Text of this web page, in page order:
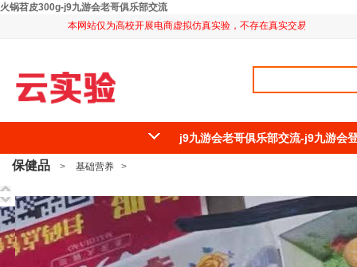
火锅苕皮300g-j9九游会老哥俱乐部交流
本网站仅为高校开展电商虚拟仿真实验，不存在真实交易，特此说明。
j9九游会老哥俱乐部交流-j9九游会
保健品 > 基础营养 >